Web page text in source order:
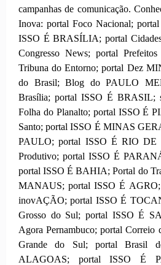
campanhas de comunicação.
Inova: portal Foco Nacional;
ISSO É BRASÍLIA; portal
Congresso News; portal
Tribuna do Entorno; portal Dez
do Brasil; Blog do PAULO
Brasília; portal ISSO É BRASIL;
Folha do Planalto; portal ISSO É
Santo; portal ISSO É MINAS
PAULO; portal ISSO É RIO DE
Produtivo; portal ISSO É
portal ISSO É BAHIA; Portal do
MANAUS; portal ISSO É
inovAÇÃO; portal ISSO É
Grosso do Sul; portal ISSO É
Agora Pernambuco; portal Correio
Grande do Sul; portal Brasil
ALAGOAS; portal ISSO É